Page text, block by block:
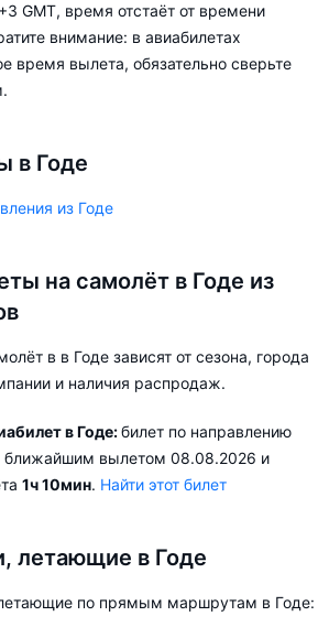
GMT, время отстаёт от времени
внимание: в авиабилетах
время вылета, обязательно сверьте
в Годе
из Годе
на самолёт в Годе из
в в Годе зависят от сезона, города
и наличия распродаж.
в Годе:билет по направлению
1ч 10мин. Найти этот билет
летающие в Годе
по прямым маршрутам в Годе: